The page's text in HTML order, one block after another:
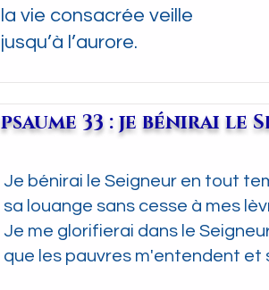
la vie consacrée veille
jusqu’à l’aurore.
psaume 33 : je bénirai le
Je bénirai le Seigneur en tout
sa louange sans cesse à mes
Je me glorifierai dans le
que les pauvres m'entendent et